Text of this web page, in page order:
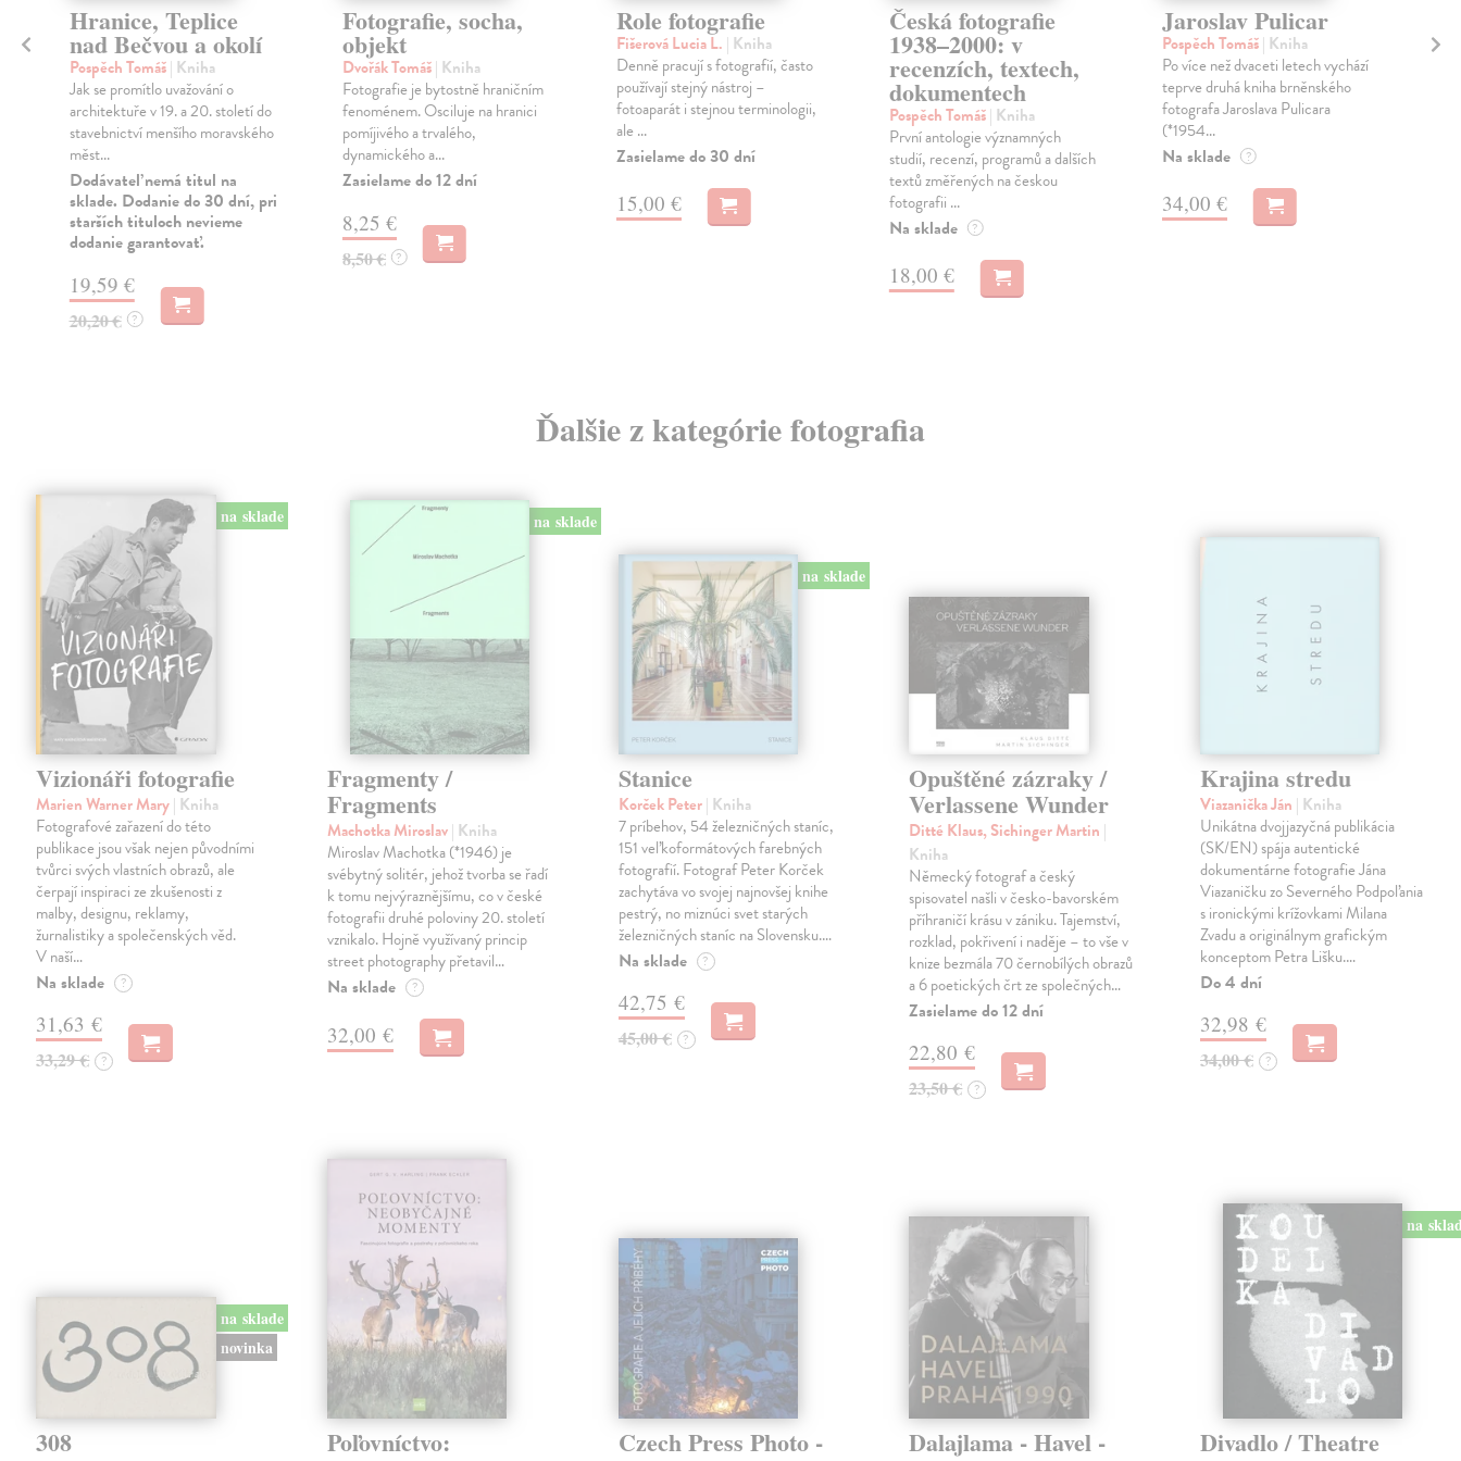
Hranice, Teplice
nad Bečvou a okolí
Pospěch Tomáš| Kniha
Jak se promítlo uvažování o
architektuře v 19. a 20. století do
stavebnictví menšího moravského
měst...
Dodávateľ nemá titul na
sklade. Dodanie do 30 dní, pri
starších tituloch nevieme
dodanie garantovať.
19,59 €
20,20 € ?
Fotografie, socha,
objekt
Dvořák Tomáš| Kniha
Fotografie je bytostně hraničním
fenoménem. Osciluje na hranici
pomíjivého a trvalého,
dynamického a...
Zasielame do 12 dní
8,25 €
8,50 € ?
Role fotografie
Fišerová Lucia L. | Kniha
Denně pracují s fotografií, často
používají stejný nástroj –
fotoaparát i stejnou terminologii,
ale ...
Zasielame do 30 dní
15,00 €
Česká fotografie
1938–2000: v
recenzích, textech,
dokumentech
Pospěch Tomáš| Kniha
První antologie významných
studií, recenzí, programů a dalších
textů změřených na českou
fotografii ...
Na sklade ?
18,00 €
Jaroslav Pulicar
Pospěch Tomáš| Kniha
Po více než dvaceti letech vychází
teprve druhá kniha brněnského
fotografa Jaroslava Pulicara
(*1954...
Na sklade ?
34,00 €
Ďalšie z kategórie fotografia
na sklade
Vizionáři fotografie
Marien Warner Mary| Kniha
Fotografové zařazení do této
publikace jsou však nejen původními
tvůrci svých vlastních obrazů, ale
čerpají inspiraci ze zkušenosti z
malby, designu, reklamy,
žurnalistiky a společenských věd.
V naší…
Na sklade ?
31,63 €
33,29 € ?
na sklade
Fragmenty /
Fragments
Machotka Miroslav| Kniha
Miroslav Machotka (*1946) je
svébytný solitér, jehož tvorba se řadí
k tomu nejvýraznějšímu, co v české
fotografii druhé poloviny 20. století
vznikalo. Hojně využívaný princip
street photography přetavil…
Na sklade ?
32,00 €
na sklade
Stanice
Korček Peter| Kniha
7 príbehov, 54 železničných staníc,
151 veľkoformátových farebných
fotografií. Fotograf Peter Korček
zachytáva vo svojej najnovšej knihe
pestrý, no miznúci svet starých
železničných staníc na Slovensku.…
Na sklade ?
42,75 €
45,00 € ?
Opuštěné zázraky /
Verlassene Wunder
Ditté Klaus, Sichinger Martin |
Kniha
Německý fotograf a český
spisovatel našli v česko-bavorském
příhraničí krásu v zániku. Tajemství,
rozklad, pokřivení i naděje – to vše v
knize bezmála 70 černobílých obrazů
a 6 poetických črt ze společných…
Zasielame do 12 dní
22,80 €
23,50 € ?
Krajina stredu
Viazanička Ján | Kniha
Unikátna dvojjazyčná publikácia
(SK/EN) spája autentické
dokumentárne fotografie Jána
Viazaničku zo Severného Podpoľania
s ironickými krížovkami Milana
Zvadu a originálnym grafickým
konceptom Petra Lišku.…
Do 4 dní
32,98 €
34,00 € ?
na sklade
novinka
308 Poľovníctvo: Czech Press Photo - Dalajlama - Havel -
na
Divadlo / Theatre